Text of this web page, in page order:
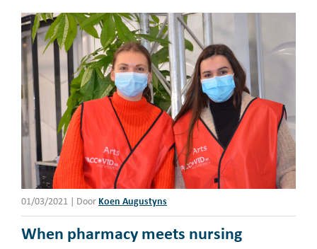
01/03/2021 Door Koen Augustyns
When pharmacy meets nursing